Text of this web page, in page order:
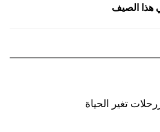
هذا الصيف
رحلات تغير الحياة